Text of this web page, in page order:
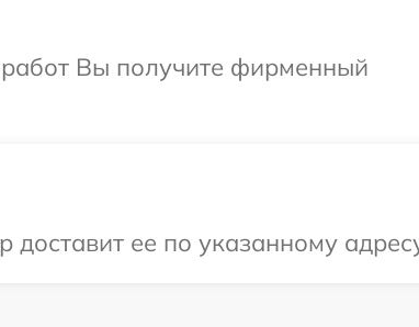
Вы получите фирменный
ее по указанному